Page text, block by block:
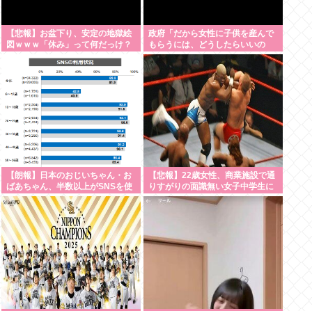
【悲報】お盆下り、安定の地獄絵
図ｗｗｗ「休み」って何だっけ？
政府「だから女性に子供を産んで
もらうには、どうしたらいいの
よ;;」
【朗報】日本のおじいちゃん・お
ばあちゃん、半数以上がSNSを使
いこなしていたwww
【悲報】22歳女性、商業施設で通
りすがりの面識無い女子中学生に
ラリアットして逮捕される